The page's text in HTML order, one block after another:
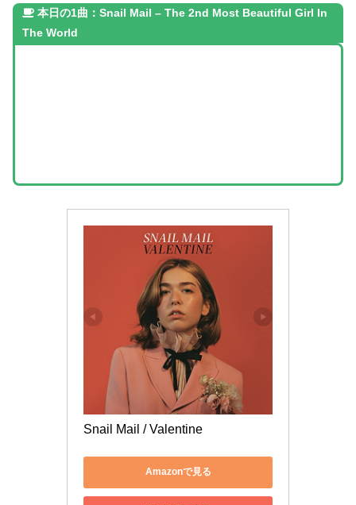
本日の1曲：Snail Mail – The 2nd Most Beautiful Girl In
The World
Snail Mail / Valentine
Amazonで見る